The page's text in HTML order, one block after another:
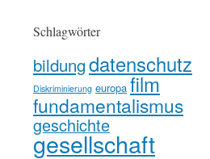
Schlagwörter
bildungdatenschutz
Diskriminierung europa film
fundamentalismus
geschichte
gesellschaft